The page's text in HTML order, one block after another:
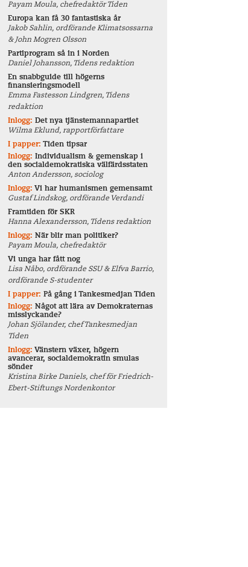
Payam Moula, chefredaktör Tiden
Europa kan få 30 fantastiska år
Jakob Sahlin, ordförande Klimatsossarna
& John Mogren Olsson
Partiprogram så in i Norden
Daniel Johansson, Tidens redaktion
En snabbguide till högerns
finansieringsmodell
Emma Fastesson Lindgren, Tidens
redaktion
Inlogg:Det nya tjänstemannapartiet
Wilma Eklund, rapportförfattare
I papper:Tiden tipsar
Inlogg:Individualism & gemenskap i
den socialdemokratiska välfärdsstaten
Anton Andersson, sociolog
Inlogg: Vi har humanismen gemensamt
Gustaf Lindskog, ordförande Verdandi
Framtiden för SKR
Hanna Alexandersson, Tidens redaktion
Inlogg:När blir man politiker?
Payam Moula, chefredaktör
Vi unga har fått nog
Lisa Nåbo, ordförande SSU & Elfva Barrio,
ordförande S-studenter
I papper:På gång i Tankesmedjan Tiden
Inlogg:Något att lära av Demokraternas
misslyckande?
Johan Sjölander, chef Tankesmedjan
Tiden
Inlogg: Vänstern växer, högern
avancerar, socialdemokratin smulas
sönder
Kristina Birke Daniels, chef för Friedrich-
Ebert-Stiftungs Nordenkontor